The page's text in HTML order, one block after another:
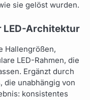
sie gelöst wurden.
LED-Architektur
Hallengrößen,
LED-Rahmen, die
Ergänzt durch
die unabhängig von
konsistentes